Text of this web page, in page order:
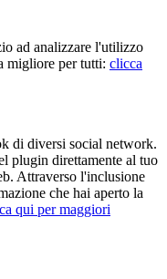
ad analizzare l'utilizzo
migliore per tutti: clicca
di diversi social network.
plugin direttamente al tuo
Attraverso l'inclusione
che hai aperto la
qui per maggiori